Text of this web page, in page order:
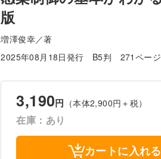
版
増澤俊幸／著
2025年08月18日発行
B5判 271ページ
3,190円 （本体2,900円＋税）
在庫：あり
カートに入れる